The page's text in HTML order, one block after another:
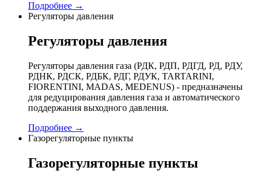
Подробнее →
Регуляторы давления
Регуляторы давления
Регуляторы давления газа (РДК, РДП, РДГД, РД, РДУ,
РДНК, РДСК, РДБК, РДГ, РДУК, TARTARINI,
FIORENTINI, MADAS, MEDENUS) - предназначены
для редуцирования давления газа и автоматического
поддержания выходного давления.
Подробнее →
Газорегуляторные пункты
Газорегуляторные пункты